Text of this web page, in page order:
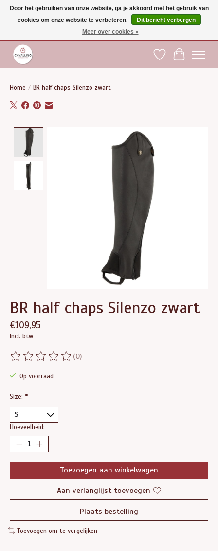
Gratis verzending vanaf €75 binnen BE - vanaf €100 naar EU | Voor 17:00 besteld is
dezelfde dag verzonden | Klantendienst: +32 (0)51 21 27 00 |
Verlanglijst
Home / BR half chaps Silenzo zwart
Product image slideshow Items
BR half chaps Silenzo zwart
€109,95
Incl. btw
De beoordeling van dit product is
(0)
Op voorraad
Size: *
Hoeveelheid:
Toevoegen aan winkelwagen
Aan verlanglijst toevoegen
Plaats bestelling
Toevoegen om te vergelijken
Door het gebruiken van onze website, ga je akkoord met het gebruik van
cookies om onze website te verbeteren.
Dit bericht verbergen
Meer over cookies »